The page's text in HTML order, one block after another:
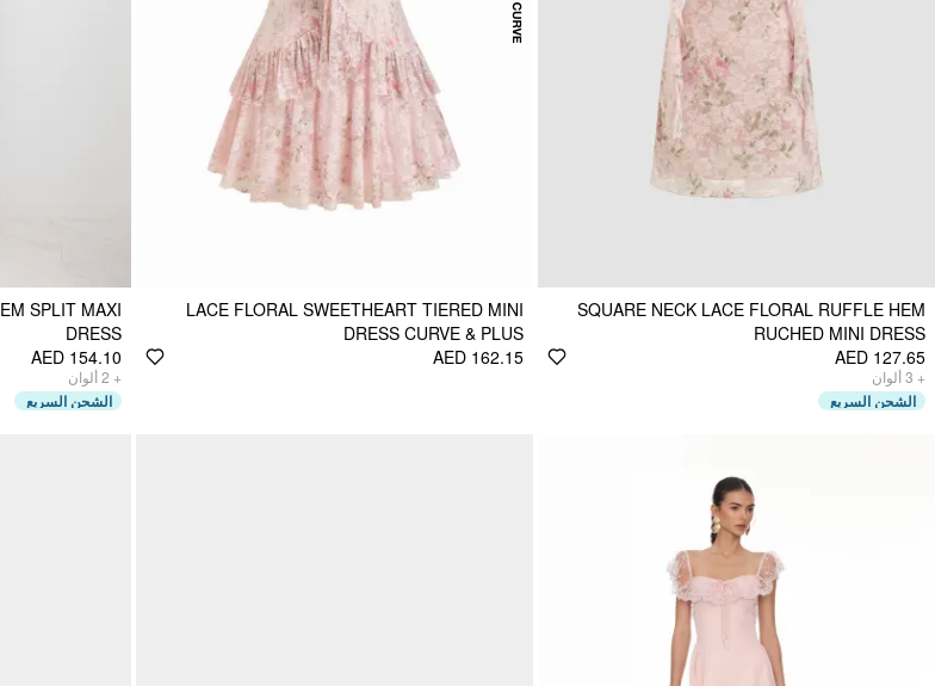
SQUARE NECK LACE FLORAL RUFFLE HEM
RUCHED MINI DRESS
AED 127.65
+
3ألوان
الشحن السريع
LACE FLORAL SWEETHEART TIERED MINI
DRESS CURVE & PLUS
AED 162.15
SPLIT MAXI
DRESS
AED 154.10
+
2ألوان
الشحن السريع